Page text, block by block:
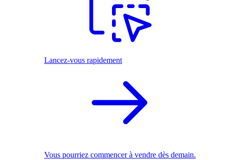
Lancez-vous rapidement
Vous pourriez commencer à vendre dès demain.